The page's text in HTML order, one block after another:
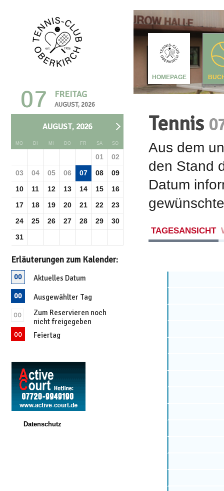
07 FREITAG
AUGUST, 2026
AUGUST, 2026
MO DI MI DO FR SA SO
01
02
03
04 05 06 07 08
09
10
11 12 13 14 15
16
17
18 19 20 21 22
23
24
25 26 27 28 29
30
31
Erläuterungen zum Kalender:
Aktuelles Datum
Ausgewählter Tag
Zum Reservieren noch
nicht freigegeben
Feiertag
Datenschutz
HOMEPAGE
Tennis
Aus dem
den Stand
Datum
TAGESANSICHT